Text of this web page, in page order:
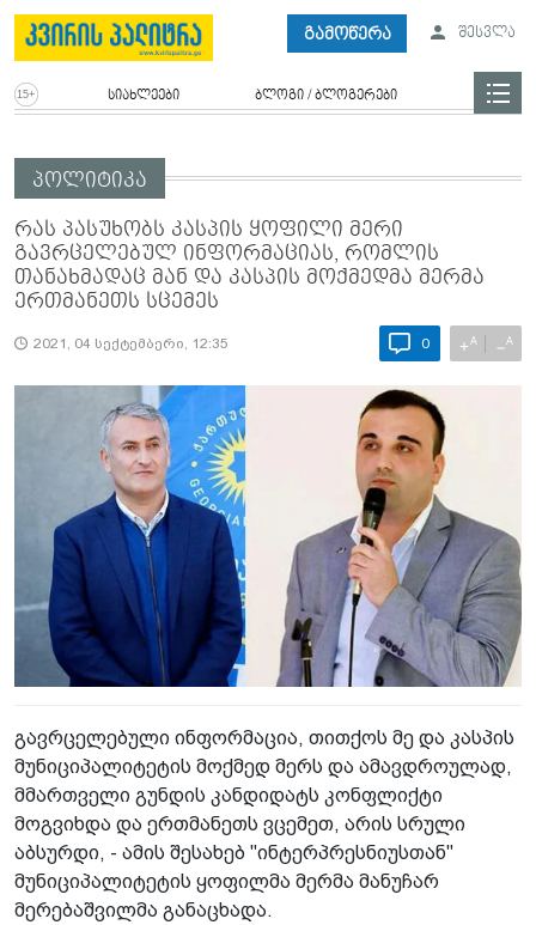
გამოწერა შესვლა
სიახლეები ბლოგი / ბლოგერები
პოლიტიკა
რას პასუხობს კასპის ყოფილი მერი
გავრცელებულ ინფორმაციას, რომლის
თანახმადაც მან და კასპის მოქმედმა მერმა
ერთმანეთს სცემეს
2021, 04 სექტემბერი, 12:35 0 +A −A
გავრცელებული ინფორმაცია, თითქოს მე და კასპის
მუნიციპალიტეტის მოქმედ მერს და ამავდროულად,
მმართველი გუნდის კანდიდატს კონფლიქტი
მოგვიხდა და ერთმანეთს ვცემეთ, არის სრული
აბსურდი, - ამის შესახებ "ინტერპრესნიუსთან"
მუნიციპალიტეტის ყოფილმა მერმა მანუჩარ
მერებაშვილმა განაცხადა.